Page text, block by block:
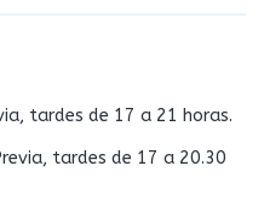
tardes de 17 a 21 horas.
tardes de 17 a 20.30